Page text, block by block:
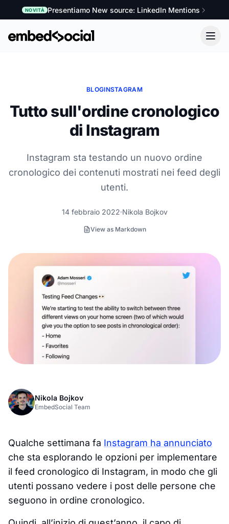
NOVITÀ Presentiamo New source: LinkedIn Mentions
BLOGINSTAGRAM
Tutto sull'ordine cronologico
di Instagram
Instagram sta testando un nuovo ordine
cronologico dei contenuti mostrati nei feed degli
utenti.
14 febbraio 2022 Nikola Bojkov
View as Markdown
Nikola Bojkov
EmbedSocial Team
Qualche settimana fa Instagram ha annunciato
che sta esplorando le opzioni per implementare
il feed cronologico di Instagram, in modo che gli
utenti possano vedere i post delle persone che
seguono in ordine cronologico.